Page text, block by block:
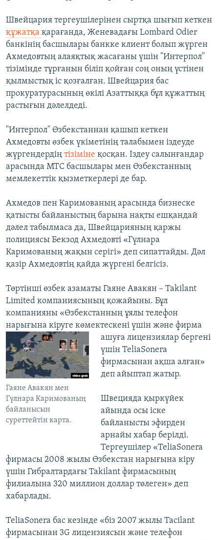
Швейцария тергеушілерінен сыртқа шығып кеткен
құжатқа қарағанда, Женевадағы Lombard Odier
банкінің басшылары банкке клиент болып жүрген
Ахмедовтың алаяқтық жасағаны үшін "Интерпол"
тізімінде тұрғанын біліп қойған соң оның үстінен
қылмыстық іс қозғалған. Швейцария бас
прокуратурасының өкілі Азаттыққа бұл құжаттың
растығын дәлелдеді.
"Интерпол" Өзбекстаннан қашып кеткен
Ахмедовты өзбек үкіметінің талабымен іздеуде
жүргендердің тізіміне қосқан. Іздеу салынғандар
арасында МТС басшылары мен Өзбекстанның
мемлекеттік қызметкерлері де бар.
Ахмедов пен Каримованың арасында бизнеске
қатысты байланыстың барына нақты ешқандай
дәлел табылмаса да, Швейцарияның қаржы
полициясы Бекзод Ахмедовті «Гүлнара
Каримованың жақын серігі» деп сипаттайды. Дәл
қазір Ахмедовтің қайда жүргені белгісіз.
Төртінші өзбек азаматы Гаяне Авакян – Takilant
Limited компаниясының қожайыны. Бұл
компанияны «Өзбекстанның ұялы телефон
нарығына кіруге көмектескені үшін
Гаяне Авакян мен
Гүлнара Каримованың
байланысын
суреттейтін карта.
және фирма
ашуға лицензиялар бергені
үшін TeliaSonera
фирмасынан ақша алған»
деп айыптап жатыр.
Швецияда қыркүйек
айында осы іске
байланысты эфирден
арнайы хабар берілді.
Тергеушілер «TeliaSonera
фирмасы 2008 жылы Өзбекстан нарығына кіру
үшін Гибралтардағы Takilant фирмасының
филиалына 320 миллион доллар төлеген» деп
хабарлады.
TeliaSonera бас кезінде «біз 2007 жылы Tacilant
фирмасынан 3G лицензиясын және телефон